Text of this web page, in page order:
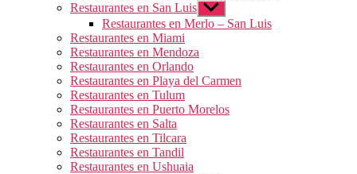
Restaurantes en San Luis Mostrar
el
submenú
Restaurantes en Merlo – San Luis
Restaurantes en Miami
Restaurantes en Mendoza
Restaurantes en Orlando
Restaurantes en Playa del Carmen
Restaurantes en Tulum
Restaurantes en Puerto Morelos
Restaurantes en Salta
Restaurantes en Tilcara
Restaurantes en Tandil
Restaurantes en Ushuaia